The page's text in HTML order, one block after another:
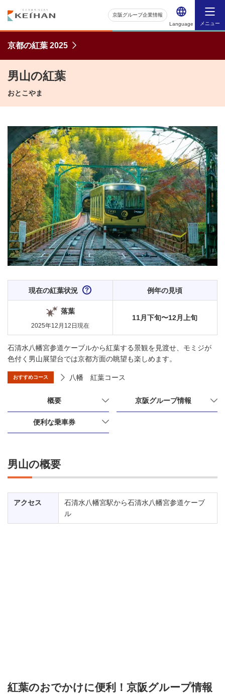
Language メニュー
京阪グループ企業情報
京都の紅葉 2025
男山の紅葉
おとこやま
現在の紅葉状況
落葉
2025年12月12日現在
例年の見頃
11月下旬〜12月上旬
石清水八幡宮参道ケーブルから紅葉する景観を見渡せ、モミジが
色付く男山展望台では京都方面の眺望も楽しめます。
おすすめコース 八幡 紅葉コース
概要 京阪グループ情報
便利な乗車券
男山の概要
アクセス
石清水八幡宮駅から石清水八幡宮参道ケーブ
ル
紅葉のおでかけに便利！京阪グループ情報